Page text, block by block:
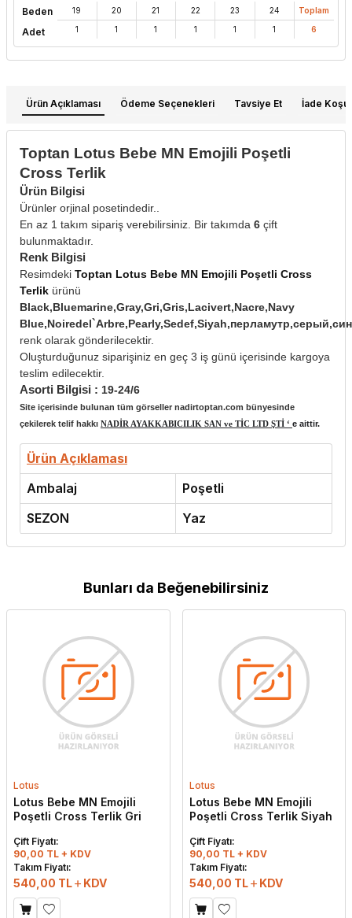
Beden
Adet
19
1
20
1
21
1
22
1
23
1
24
1
Toplam
6
Ürün Açıklaması Ödeme Seçenekleri Tavsiye Et İade
Toptan Lotus Bebe MN Emojili Poşetli
Cross Terlik
Ürün Bilgisi
Ürünler orjinal posetindedir..
En az 1 takım sipariş verebilirsiniz. Bir takımda 6 çift
bulunmaktadır.
Renk Bilgisi
Resimdeki Toptan Lotus Bebe MN Emojili Poşetli Cross
Terlik ürünü
Black,Bluemarine,Gray,Gri,Gris,Lacivert,Nacre,Navy
renk olarak gönderilecektir.
Oluşturduğunuz siparişiniz en geç 3 iş günü içerisinde kargoya
teslim edilecektir.
Asorti Bilgisi : 19-24/6
Site içerisinde bulunan tüm görseller nadirtoptan.com bünyesinde
çekilerek telif hakkı NADİR AYAKKABICILIK SAN ve TİC LTD ŞTİ ‘ e aittir.
Ürün Açıklaması
Ambalaj
Poşetli
SEZON
Yaz
Bunları da Beğenebilirsiniz
Lotus
Lotus Bebe MN Emojili
Poşetli Cross Terlik Gri
Çift Fiyatı:
90,00 TL + KDV
Takım Fiyatı:
540,00 TL KDV
Lotus
Lotus Bebe MN Emojili
Poşetli Cross Terlik Siyah
Çift Fiyatı:
90,00 TL + KDV
Takım Fiyatı:
540,00 TL KDV